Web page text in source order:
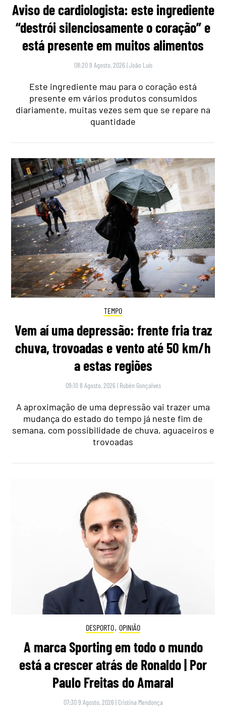
Aviso de cardiologista: este ingrediente
“destrói silenciosamente o coração” e
está presente em muitos alimentos
08:20 9 Agosto, 2026 |João Luís
Este ingrediente mau para o coração está
presente em vários produtos consumidos
diariamente, muitas vezes sem que se repare na
quantidade
TEMPO
Vem aí uma depressão: frente fria traz
chuva, trovoadas e vento até 50 km/h
a estas regiões
09:10 8 Agosto, 2026 | Rubén Gonçalves
A aproximação de uma depressão vai trazer uma
mudança do estado do tempo já neste fim de
semana, com possibilidade de chuva, aguaceiros e
trovoadas
DESPORTO, OPINIÃO
A marca Sporting em todo o mundo
está a crescer atrás de Ronaldo | Por
Paulo Freitas do Amaral
07:30 9 Agosto, 2026 | Cristina Mendonça